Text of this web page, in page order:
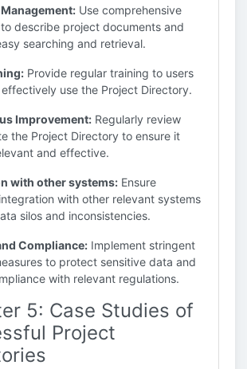
Use comprehensive
describe project documents and
searching and retrieval.
Provide regular training to users
use the Project Directory.
Improvement: Regularly review
the Project Directory to ensure it
and effective.
with other systems: Ensure
with other relevant systems
silos and inconsistencies.
Compliance: Implement stringent
to protect sensitive data and
with relevant regulations.
5: Case Studies of
Project